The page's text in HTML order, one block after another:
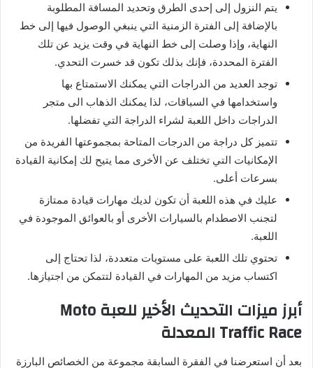
يتم النزول إلى إحدى الطرق وتحديد المسافة المطلوبة
بالإضافة إلى الفترة الزمنية التي ينبغي الوصول فيها إلى خط
النهاية، وإذا وصلت إلى خط النهاية في وقت يزيد عن تلك
الفترة المحددة، فإنك بذلك تكون قد خسرت التحدي.
توجد العديد من الدراجات التي يمكنك الاستمتاع بها
واستخدامها في السباقات، لذا يمكنك الذهاب الى متجر
الدراجات داخل اللعبة لشراء الدراجة التي تفضلها.
تتميز كل دراجة من الدرجات المتاحة بمجموعتها الفريدة من
الإمكانيات التي تختلف عن الأخرى مما يتيح لك إمكانية القيادة
بسرعات أعلى.
عليك في هذه اللعبة أن تكون لديك مهارات قيادة ممتازة
لتجنب الاصطدام بالسيارات الأخرى أو بالعوائق الموجودة في
اللعبة.
تحتوي تلك اللعبة على مستويات متعددة، لذا تحتاج إلى
اكتساب مزيد من المهارات في القيادة لتتمكن من اجتيازها.
أبرز ميزات التحديث الأخير للعبة Moto
Traffic Race المعدلة
بعد أن استعرضنا في الفقرة السابقة مجموعة من الخصائص البارزة